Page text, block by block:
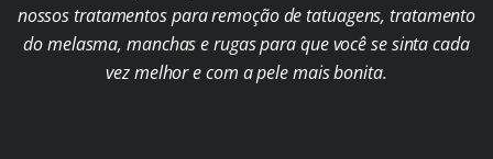
nossos tratamentos para remoção de tatuagens, tratamento
do melasma, manchas e rugas para que você se sinta cada
vez melhor e com a pele mais bonita.